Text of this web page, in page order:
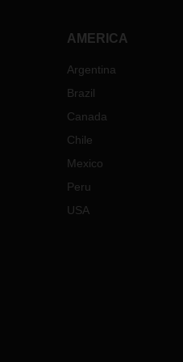
AMERICA
Argentina
Brazil
Canada
Chile
Mexico
Peru
USA